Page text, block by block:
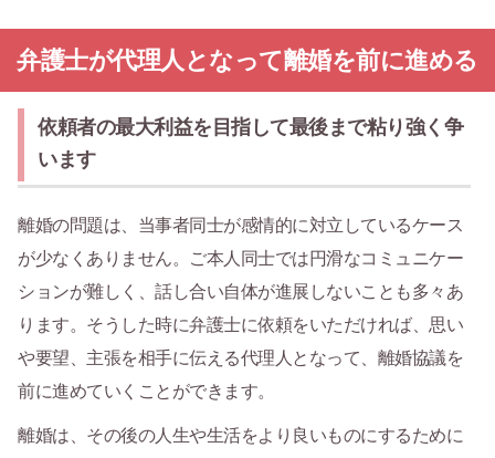
弁護士が代理人となって離婚を前に進める
依頼者の最大利益を目指して最後まで粘り強く争
います
離婚の問題は、当事者同士が感情的に対立しているケース
が少なくありません。ご本人同士では円滑なコミュニケー
ションが難しく、話し合い自体が進展しないことも多々あ
ります。そうした時に弁護士に依頼をいただければ、思い
や要望、主張を相手に伝える代理人となって、離婚協議を
前に進めていくことができます。
離婚は、その後の人生や生活をより良いものにするために